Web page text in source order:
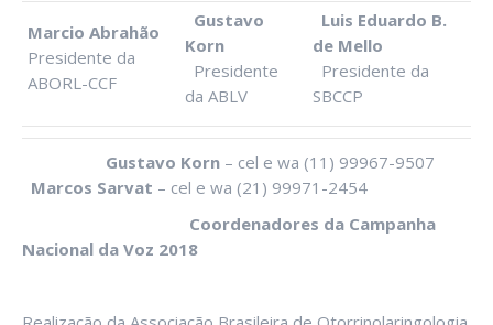
Marcio Abrahão
Presidente da
ABORL-CCF
Gustavo
Korn
Presidente
da ABLV
Luis Eduardo B.
de Mello
Presidente da
SBCCP
Gustavo Korn – cel e wa (11) 99967-9507
Marcos Sarvat – cel e wa (21) 99971-2454
Coordenadores da Campanha
Nacional da Voz 2018